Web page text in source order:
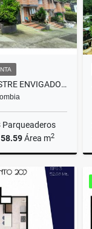
VENTA CASA CAMPESTRE ENVIGADO MLS#249244
Parqueaderos
Área m2
Venta